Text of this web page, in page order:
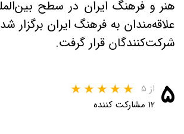
هنر و فرهنگ ایران در سطح
علاقه‌مندان به فرهنگ ایران برگزار
شرکت‌کنندگان قرار گرفت.
۵ از ۵
۱۲ مشارکت کننده